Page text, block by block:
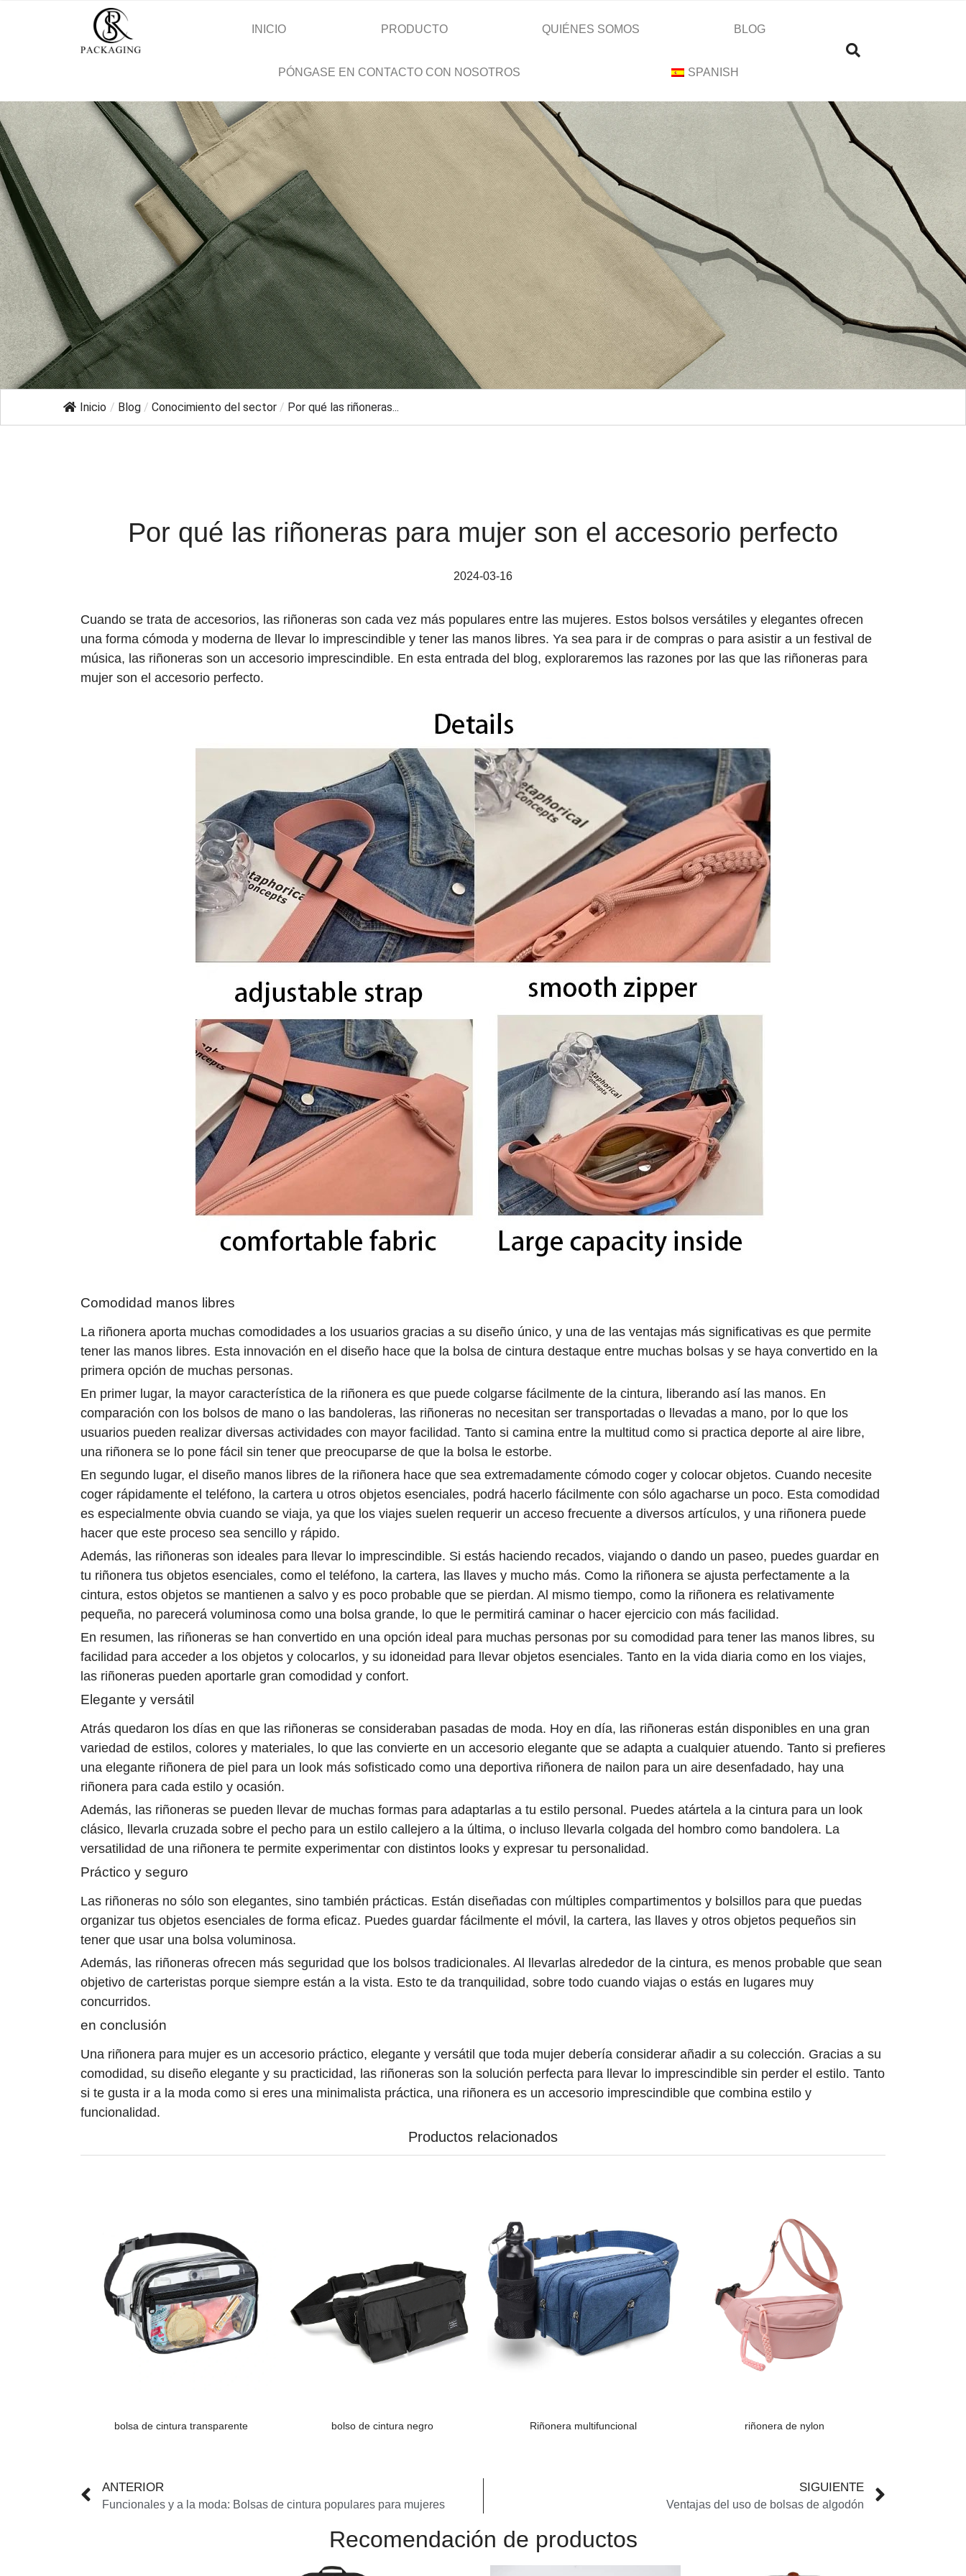
INICIO PRODUCTO QUIÉNES SOMOS BLOG
PÓNGASE EN CONTACTO CON NOSOTROS SPANISH
Inicio / Blog / Conocimiento del sector / Por qué las riñoneras...
Por qué las riñoneras para mujer son el accesorio perfecto
2024-03-16
Cuando se trata de accesorios, las riñoneras son cada vez más populares entre las mujeres. Estos bolsos versátiles y elegantes ofrecen
una forma cómoda y moderna de llevar lo imprescindible y tener las manos libres. Ya sea para ir de compras o para asistir a un festival de
música, las riñoneras son un accesorio imprescindible. En esta entrada del blog, exploraremos las razones por las que las riñoneras para
mujer son el accesorio perfecto.
Comodidad manos libres
La riñonera aporta muchas comodidades a los usuarios gracias a su diseño único, y una de las ventajas más significativas es que permite
tener las manos libres. Esta innovación en el diseño hace que la bolsa de cintura destaque entre muchas bolsas y se haya convertido en la
primera opción de muchas personas.
En primer lugar, la mayor característica de la riñonera es que puede colgarse fácilmente de la cintura, liberando así las manos. En
comparación con los bolsos de mano o las bandoleras, las riñoneras no necesitan ser transportadas o llevadas a mano, por lo que los
usuarios pueden realizar diversas actividades con mayor facilidad. Tanto si camina entre la multitud como si practica deporte al aire libre,
una riñonera se lo pone fácil sin tener que preocuparse de que la bolsa le estorbe.
En segundo lugar, el diseño manos libres de la riñonera hace que sea extremadamente cómodo coger y colocar objetos. Cuando necesite
coger rápidamente el teléfono, la cartera u otros objetos esenciales, podrá hacerlo fácilmente con sólo agacharse un poco. Esta comodidad
es especialmente obvia cuando se viaja, ya que los viajes suelen requerir un acceso frecuente a diversos artículos, y una riñonera puede
hacer que este proceso sea sencillo y rápido.
Además, las riñoneras son ideales para llevar lo imprescindible. Si estás haciendo recados, viajando o dando un paseo, puedes guardar en
tu riñonera tus objetos esenciales, como el teléfono, la cartera, las llaves y mucho más. Como la riñonera se ajusta perfectamente a la
cintura, estos objetos se mantienen a salvo y es poco probable que se pierdan. Al mismo tiempo, como la riñonera es relativamente
pequeña, no parecerá voluminosa como una bolsa grande, lo que le permitirá caminar o hacer ejercicio con más facilidad.
En resumen, las riñoneras se han convertido en una opción ideal para muchas personas por su comodidad para tener las manos libres, su
facilidad para acceder a los objetos y colocarlos, y su idoneidad para llevar objetos esenciales. Tanto en la vida diaria como en los viajes,
las riñoneras pueden aportarle gran comodidad y confort.
Elegante y versátil
Atrás quedaron los días en que las riñoneras se consideraban pasadas de moda. Hoy en día, las riñoneras están disponibles en una gran
variedad de estilos, colores y materiales, lo que las convierte en un accesorio elegante que se adapta a cualquier atuendo. Tanto si prefieres
una elegante riñonera de piel para un look más sofisticado como una deportiva riñonera de nailon para un aire desenfadado, hay una
riñonera para cada estilo y ocasión.
Además, las riñoneras se pueden llevar de muchas formas para adaptarlas a tu estilo personal. Puedes atártela a la cintura para un look
clásico, llevarla cruzada sobre el pecho para un estilo callejero a la última, o incluso llevarla colgada del hombro como bandolera. La
versatilidad de una riñonera te permite experimentar con distintos looks y expresar tu personalidad.
Práctico y seguro
Las riñoneras no sólo son elegantes, sino también prácticas. Están diseñadas con múltiples compartimentos y bolsillos para que puedas
organizar tus objetos esenciales de forma eficaz. Puedes guardar fácilmente el móvil, la cartera, las llaves y otros objetos pequeños sin
tener que usar una bolsa voluminosa.
Además, las riñoneras ofrecen más seguridad que los bolsos tradicionales. Al llevarlas alrededor de la cintura, es menos probable que sean
objetivo de carteristas porque siempre están a la vista. Esto te da tranquilidad, sobre todo cuando viajas o estás en lugares muy
concurridos.
en conclusión
Una riñonera para mujer es un accesorio práctico, elegante y versátil que toda mujer debería considerar añadir a su colección. Gracias a su
comodidad, su diseño elegante y su practicidad, las riñoneras son la solución perfecta para llevar lo imprescindible sin perder el estilo. Tanto
si te gusta ir a la moda como si eres una minimalista práctica, una riñonera es un accesorio imprescindible que combina estilo y
funcionalidad.
Productos relacionados
bolsa de cintura transparente bolso de cintura negro Riñonera multifuncional riñonera de nylon
ANTERIOR
Funcionales y a la moda: Bolsas de cintura populares para mujeres
SIGUIENTE
Ventajas del uso de bolsas de algodón
Recomendación de productos